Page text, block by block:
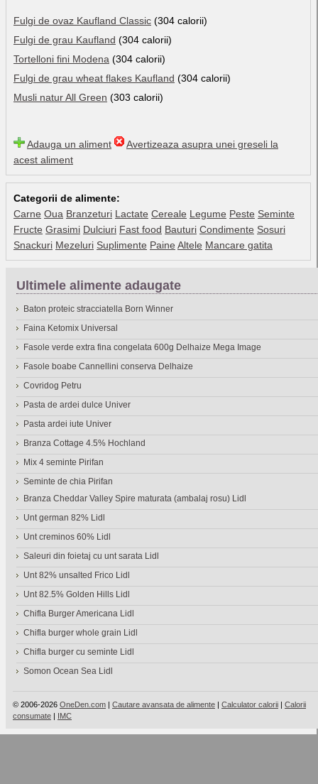
Fulgi de ovaz Kaufland Classic (304 calorii)
Fulgi de grau Kaufland (304 calorii)
Tortelloni fini Modena (304 calorii)
Fulgi de grau wheat flakes Kaufland (304 calorii)
Musli natur All Green (303 calorii)
Adauga un aliment
Avertizeaza asupra unei greseli la
acest aliment
Categorii de alimente:
Carne Oua Branzeturi Lactate Cereale Legume Peste Seminte
Fructe Grasimi Dulciuri Fast food Bauturi Condimente Sosuri
Snackuri Mezeluri Suplimente Paine Altele Mancare gatita
Ultimele alimente adaugate
Baton proteic stracciatella Born Winner
Faina Ketomix Universal
Fasole verde extra fina congelata 600g Delhaize Mega Image
Fasole boabe Cannellini conserva Delhaize
Covridog Petru
Pasta de ardei dulce Univer
Pasta ardei iute Univer
Branza Cottage 4.5% Hochland
Mix 4 seminte Pirifan
Seminte de chia Pirifan
Branza Cheddar Valley Spire maturata (ambalaj rosu) Lidl
Unt german 82% Lidl
Unt creminos 60% Lidl
Saleuri din foietaj cu unt sarata Lidl
Unt 82% unsalted Frico Lidl
Unt 82.5% Golden Hills Lidl
Chifla Burger Americana Lidl
Chifla burger whole grain Lidl
Chifla burger cu seminte Lidl
Somon Ocean Sea Lidl
© 2006-2026 OneDen.com | Cautare avansata de alimente | Calculator calorii | Calorii
consumate | IMC